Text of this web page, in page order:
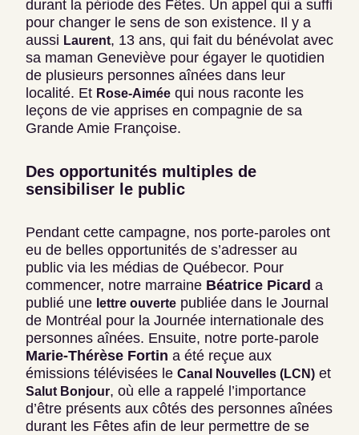
durant la période des Fêtes. Un appel qui a suffi
pour changer le sens de son existence. Il y a
aussi Laurent, 13 ans, qui fait du bénévolat avec
sa maman Geneviève pour égayer le quotidien
de plusieurs personnes aînées dans leur
localité. Et Rose-Aimée qui nous raconte les
leçons de vie apprises en compagnie de sa
Grande Amie Françoise.
Des opportunités multiples de
sensibiliser le public
Pendant cette campagne, nos porte-paroles ont
eu de belles opportunités de s’adresser au
public via les médias de Québecor. Pour
commencer, notre marraine Béatrice Picard a
publié une lettre ouverte publiée dans le Journal
de Montréal pour la Journée internationale des
personnes aînées. Ensuite, notre porte-parole
Marie-Thérèse Fortin a été reçue aux
émissions télévisées le Canal Nouvelles (LCN) et
Salut Bonjour, où elle a rappelé l’importance
d’être présents aux côtés des personnes aînées
durant les Fêtes afin de leur permettre de se